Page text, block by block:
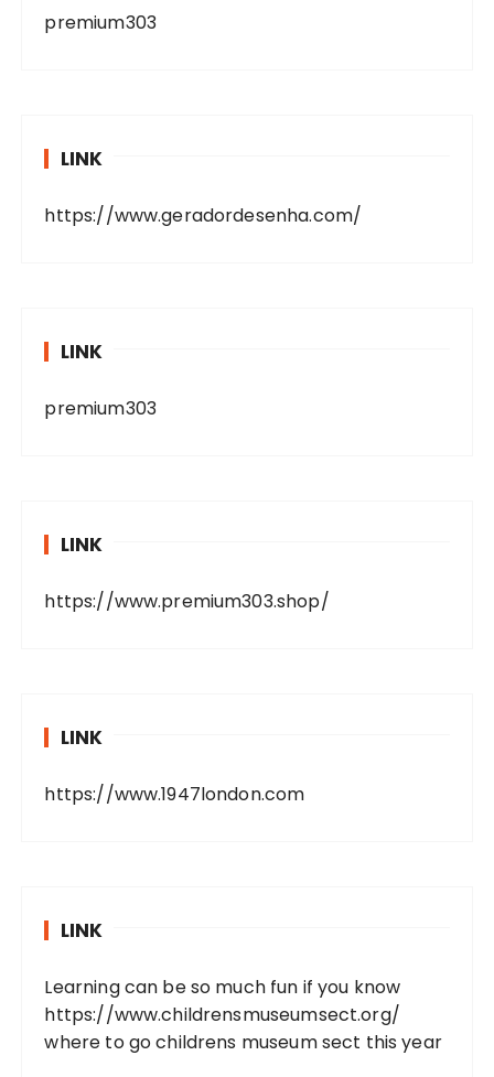
premium303
LINK
https://www.geradordesenha.com/
LINK
premium303
LINK
https://www.premium303.shop/
LINK
https://www.1947london.com
LINK
Learning can be so much fun if you know
https://www.childrensmuseumsect.org/
where to go childrens museum sect this year